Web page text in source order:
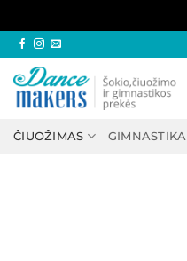
Skip
to
content
ČIUOŽIMAS GIMNASTIKA